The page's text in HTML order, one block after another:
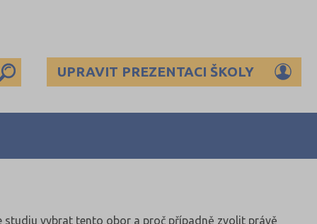
UPRAVIT PREZENTACI ŠKOLY
studiu vybrat tento obor a proč případně zvolit právě